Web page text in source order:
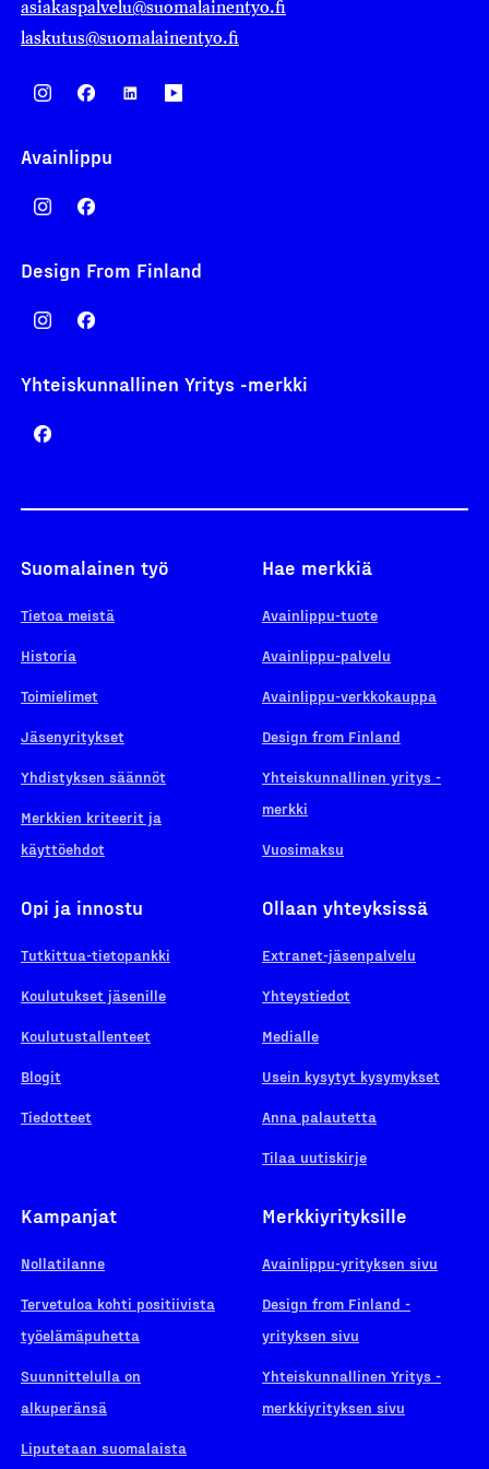
asiakaspalvelu@suomalainentyo.fi
laskutus@suomalainentyo.fi
Avainlippu
Design From Finland
Yhteiskunnallinen Yritys -merkki
Suomalainen työ
Tietoa meistä
Historia
Toimielimet
Jäsenyritykset
Yhdistyksen säännöt
Merkkien kriteerit ja
käyttöehdot
Hae merkkiä
Avainlippu-tuote
Avainlippu-palvelu
Avainlippu-verkkokauppa
Design from Finland
Yhteiskunnallinen yritys -
merkki
Vuosimaksu
Opi ja innostu
Tutkittua-tietopankki
Koulutukset jäsenille
Koulutustallenteet
Blogit
Tiedotteet
Ollaan yhteyksissä
Extranet-jäsenpalvelu
Yhteystiedot
Medialle
Usein kysytyt kysymykset
Anna palautetta
Tilaa uutiskirje
Kampanjat
Nollatilanne
Tervetuloa kohti positiivista
työelämäpuhetta
Suunnittelulla on
alkuperänsä
Liputetaan suomalaista
Merkkiyrityksille
Avainlippu-yrityksen sivu
Design from Finland -
yrityksen sivu
Yhteiskunnallinen Yritys -
merkkiyrityksen sivu